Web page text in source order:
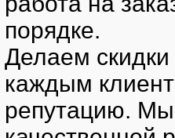
порядке.
Делаем
каждым
репутацию. Мы